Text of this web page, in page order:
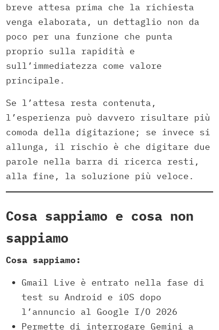
breve attesa prima che la richiesta
venga elaborata, un dettaglio non da
poco per una funzione che punta
proprio sulla rapidità e
sull’immediatezza come valore
principale.
Se l’attesa resta contenuta,
l’esperienza può davvero risultare più
comoda della digitazione; se invece si
allunga, il rischio è che digitare due
parole nella barra di ricerca resti,
alla fine, la soluzione più veloce.
Cosa sappiamo e cosa non
sappiamo
Cosa sappiamo:
Gmail Live è entrato nella fase di
test su Android e iOS dopo
l’annuncio al Google I/O 2026
Permette di interrogare Gemini a